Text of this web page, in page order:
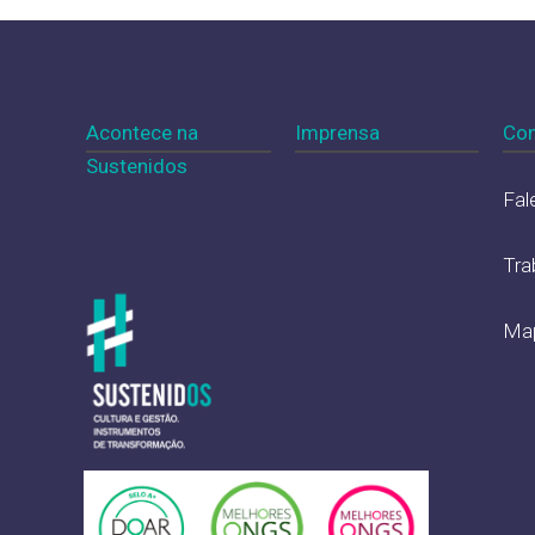
Acontece na
Sustenidos
Imprensa